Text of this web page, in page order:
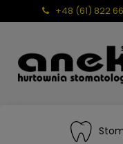
+48 (61) 822 66